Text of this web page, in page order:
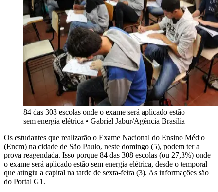
84 das 308 escolas onde o exame será aplicado estão
sem energia elétrica • Gabriel Jabur/Agência Brasília
Os estudantes que realizarão o Exame Nacional do Ensino Médio
(Enem) na cidade de São Paulo, neste domingo (5), podem ter a
prova reagendada. Isso porque 84 das 308 escolas (ou 27,3%) onde
o exame será aplicado estão sem energia elétrica, desde o temporal
que atingiu a capital na tarde de sexta-feira (3). As informações são
do Portal G1.